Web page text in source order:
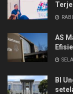
AS
BI